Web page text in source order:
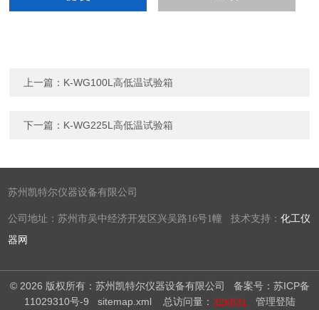
上一篇： K-WG100L高低温试验箱
下一篇： K-WG225L高低温试验箱
苏州凯特尔仪器设备有限公司
公司地址：苏州市吴中经济开发区兴吴路16号1幢 技术支持：化工仪
器网
© 2026 版权所有：苏州凯特尔仪器设备有限公司 备案号：苏ICP备
11029310号-9
sitemap.xml 总访问量： 326831 管理登陆